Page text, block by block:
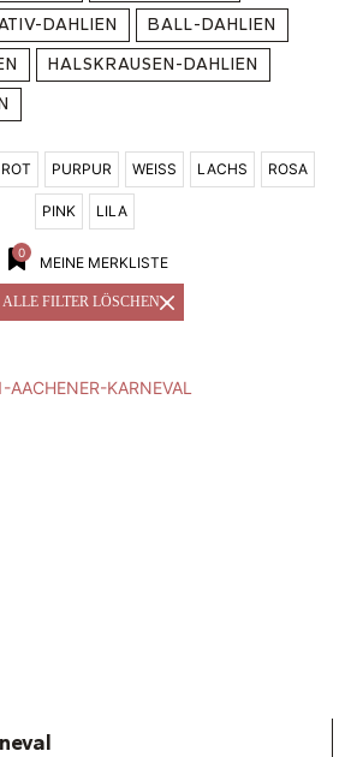
DAHLIEN
BALL-DAHLIEN
HALSKRAUSEN-DAHLIEN
ROT PURPUR WEISS LACHS ROSA
PINK LILA
0
MEINE MERKLISTE
ALLE FILTER LÖSCHEN